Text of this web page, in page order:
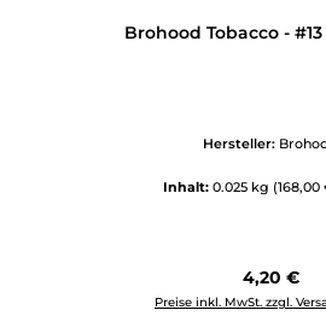
Brohood Tobacco -
Hersteller:
Inhalt: 0.025 kg (168,00
Regulärer
4,20 €
Preise inkl. MwSt. zzgl.